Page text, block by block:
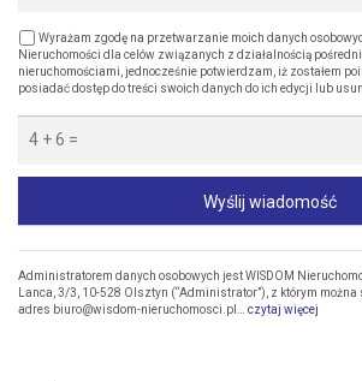
Wyrażam zgodę na przetwarzanie moich danych
Nieruchomości dla celów związanych z działalnością
nieruchomościami, jednocześnie potwierdzam, iż zostałem
posiadać dostęp do treści swoich danych do ich edycji lub
Wyślij wiadomość
Administratorem danych osobowych jest WISDOM
Lanca, 3/3, 10-528 Olsztyn (“Administrator”), z którym
adres biuro@wisdom-nieruchomosci.pl… czytaj więcej